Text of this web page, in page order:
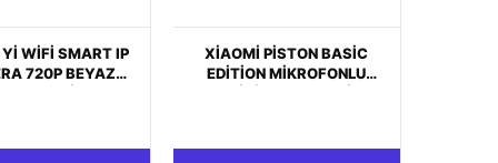
PISTON BASIC
MIKROFONLU
PHILIPS ONEBLADE
QP2520/30 HIBRIT